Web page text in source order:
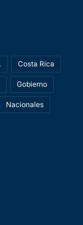
Costa Rica
Gobierno
Nacionales